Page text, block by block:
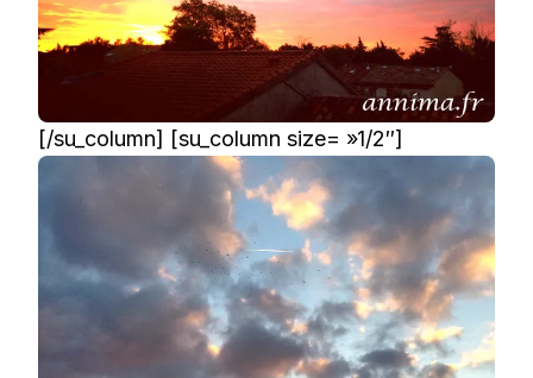
[/su_column] [su_column size= »1/2″]